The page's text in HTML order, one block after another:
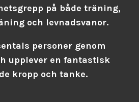
på både träning,
och levnadsvanor.
personer genom
upplever en fantastisk
kropp och tanke.